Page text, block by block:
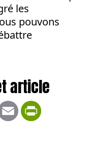
les
pouvons
Messenger
Email